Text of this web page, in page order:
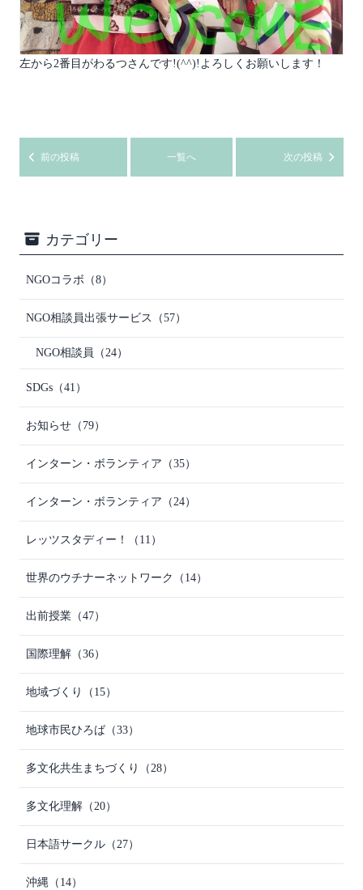
左から2番目がわるつさんです!(^^)!よろしくお願いします！
前の投稿 一覧へ 次の投稿
カテゴリー
NGOコラボ （8）
NGO相談員出張サービス （57）
NGO相談員 （24）
SDGs （41）
お知らせ （79）
インターン・ボランティア （35）
インターン・ボランティア （24）
レッツスタディー！ （11）
世界のウチナーネットワーク （14）
出前授業 （47）
国際理解 （36）
地域づくり （15）
地球市民ひろば （33）
多文化共生まちづくり （28）
多文化理解 （20）
日本語サークル （27）
沖縄 （14）